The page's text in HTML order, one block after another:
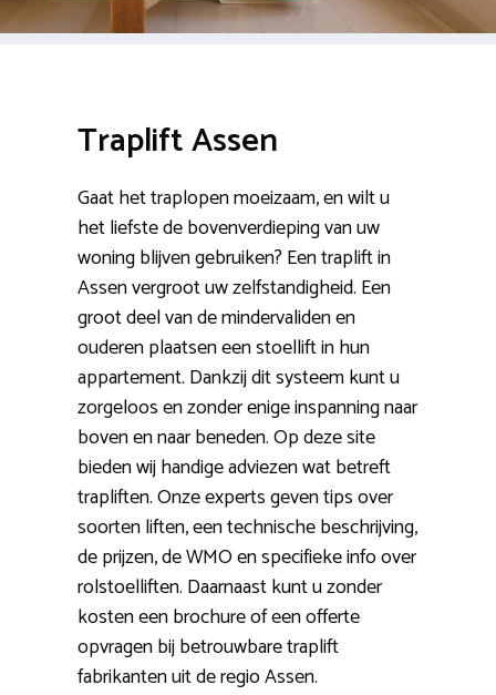
Traplift Assen
Gaat het traplopen moeizaam, en wilt u
het liefste de bovenverdieping van uw
woning blijven gebruiken? Een traplift in
Assen vergroot uw zelfstandigheid. Een
groot deel van de mindervaliden en
ouderen plaatsen een stoellift in hun
appartement. Dankzij dit systeem kunt u
zorgeloos en zonder enige inspanning naar
boven en naar beneden. Op deze site
bieden wij handige adviezen wat betreft
trapliften. Onze experts geven tips over
soorten liften, een technische beschrijving,
de prijzen, de WMO en specifieke info over
rolstoelliften. Daarnaast kunt u zonder
kosten een brochure of een offerte
opvragen bij betrouwbare traplift
fabrikanten uit de regio Assen.